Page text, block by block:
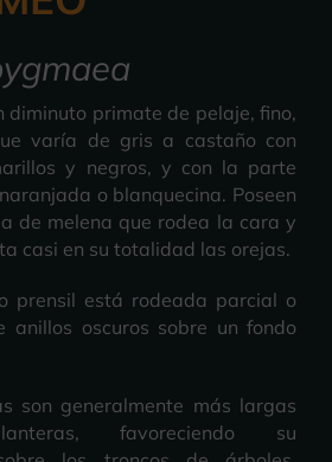
diminuto primate de pelaje, fino,
varía de gris a castaño con
y negros, y con la parte
o blanquecina. Poseen
de melena que rodea la cara y
casi en su totalidad las orejas.
prensil está rodeada parcial o
anillos oscuros sobre un fondo
son generalmente más largas
favoreciendo su